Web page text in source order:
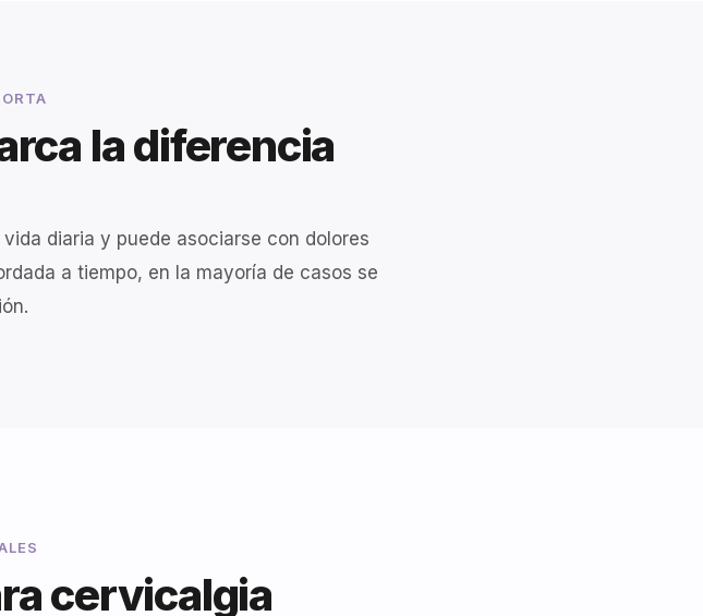
la diferencia
diaria y puede asociarse con dolores
a tiempo, en la mayoría de casos se
cervicalgia